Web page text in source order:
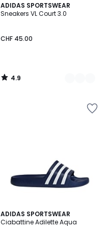
ADIDAS SPORTSWEAR
Sneakers VL Court 3.0
CHF 45.00
4.9
/ 5
2
Colori
4.9
/
ADIDAS SPORTSWEAR
Ciabattine Adilette Aqua
4.6
/ 5